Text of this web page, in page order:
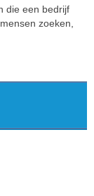
die een bedrijf
zoeken,